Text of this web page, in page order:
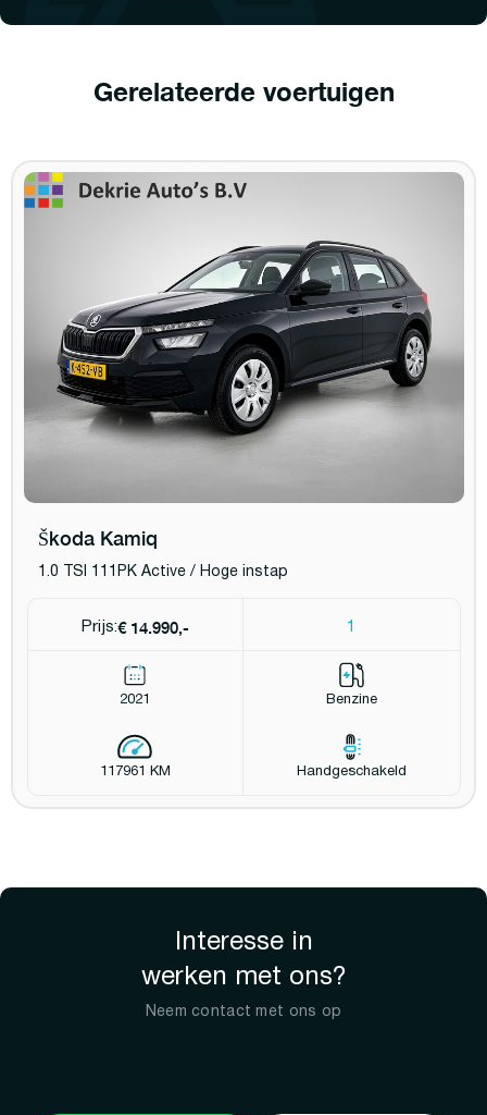
Gerelateerde voertuigen
Škoda Kamiq
1.0 TSI 111PK Active / Hoge instap
Prijs:€ 14.990,- 1
2021 Benzine
117961 KM Handgeschakeld
Interesse in
werken met ons?
Neem contact met ons op